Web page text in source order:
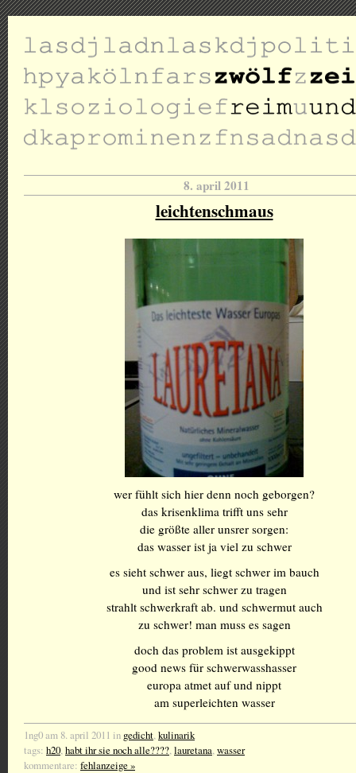
8. april 2011
leichtenschmaus
wer fühlt sich hier denn noch geborgen?
das krisenklima trifft uns sehr
die größte aller unsrer sorgen:
das wasser ist ja viel zu schwer
es sieht schwer aus, liegt schwer im bauch
und ist sehr schwer zu tragen
strahlt schwerkraft ab. und schwermut auch
zu schwer! man muss es sagen
doch das problem ist ausgekippt
good news für schwerwasshasser
europa atmet auf und nippt
am superleichten wasser
1ng0 am 8. april 2011 in gedicht,kulinarik
tags: h20,habt ihr sie noch alle????,lauretana,wasser
kommentare: fehlanzeige »